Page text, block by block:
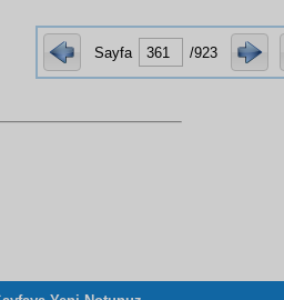
Sayfa /923